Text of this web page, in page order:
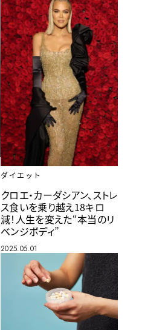
ダイエット
クロエ・カーダシアン、ストレ
ス食いを乗り越え18キロ
減！人生を変えた“本当のリ
ベンジボディ”
2025.05.01